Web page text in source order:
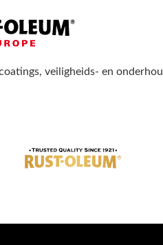
veiligheids- en